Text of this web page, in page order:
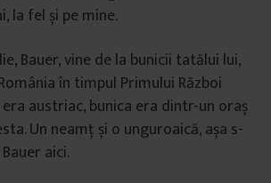
la fel și pe mine.
Bauer, vine de la bunicii tatălui lui,
în timpul Primului Război
austriac, bunica era dintr-un oraș
Un neamț și o unguroaică, așa s-
aici.